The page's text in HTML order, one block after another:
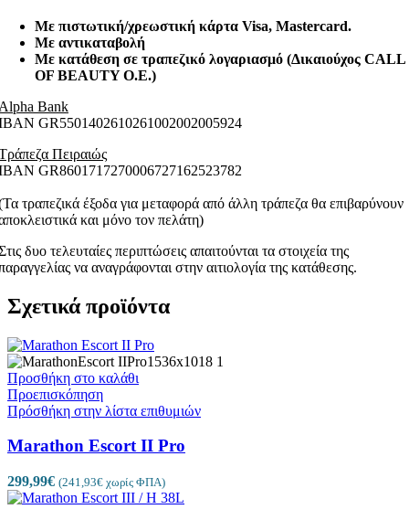
Με πιστωτική/χρεωστική κάρτα Visa, Mastercard.
Με αντικαταβολή
Με κατάθεση σε τραπεζικό λογαριασμό (Δικαιούχος CALL
OF BEAUTY O.E.)
Bank
GR5501402610261002002005924
Πειραιώς
GR8601717270006727162523782
τραπεζικά έξοδα για μεταφορά από άλλη τράπεζα θα επιβαρύνουν
και μόνο τον πελάτη)
δυο τελευταίες περιπτώσεις απαιτούνται τα στοιχεία της
να αναγράφονται στην αιτιολογία της κατάθεσης.
Σχετικά προϊόντα
Προσθήκη στο καλάθι
Προεπισκόπηση
Πρόσθήκη στην λίστα επιθυμιών
Marathon Escort II Pro
299,99€ (241,93€ χωρίς ΦΠΑ)